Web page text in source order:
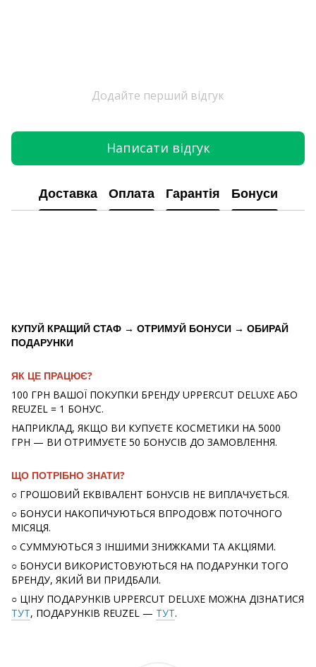
Додайте перший відгук
Написати відгук
Доставка Оплата Гарантія Бонуси
КУПУЙ КРАЩИЙ СТАФ → ОТРИМУЙ БОНУСИ → ОБИРАЙ
ПОДАРУНКИ
ЯК ЦЕ ПРАЦЮЄ?
100 ГРН ВАШОЇ ПОКУПКИ БРЕНДУ UPPERCUT DELUXE АБО
REUZEL = 1 БОНУС.
НАПРИКЛАД, ЯКЩО ВИ КУПУЄТЕ КОСМЕТИКИ НА 5000
ГРН — ВИ ОТРИМУЄТЕ 50 БОНУСІВ ДО ЗАМОВЛЕННЯ.
ЩО ПОТРІБНО ЗНАТИ?
○ ГРОШОВИЙ ЕКВІВАЛЕНТ БОНУСІВ НЕ ВИПЛАЧУЄТЬСЯ.
○ БОНУСИ НАКОПИЧУЮТЬСЯ ВПРОДОВЖ ПОТОЧНОГО
МІСЯЦЯ.
○ СУММУЮТЬСЯ З ІНШИМИ ЗНИЖКАМИ ТА АКЦІЯМИ.
○ БОНУСИ ВИКОРИСТОВУЮТЬСЯ НА ПОДАРУНКИ ТОГО
БРЕНДУ, ЯКИЙ ВИ ПРИДБАЛИ.
○ ЦІНУ ПОДАРУНКІВ UPPERCUT DELUXE МОЖНА ДІЗНАТИСЯ
ТУТ, ПОДАРУНКІВ REUZEL — ТУТ.